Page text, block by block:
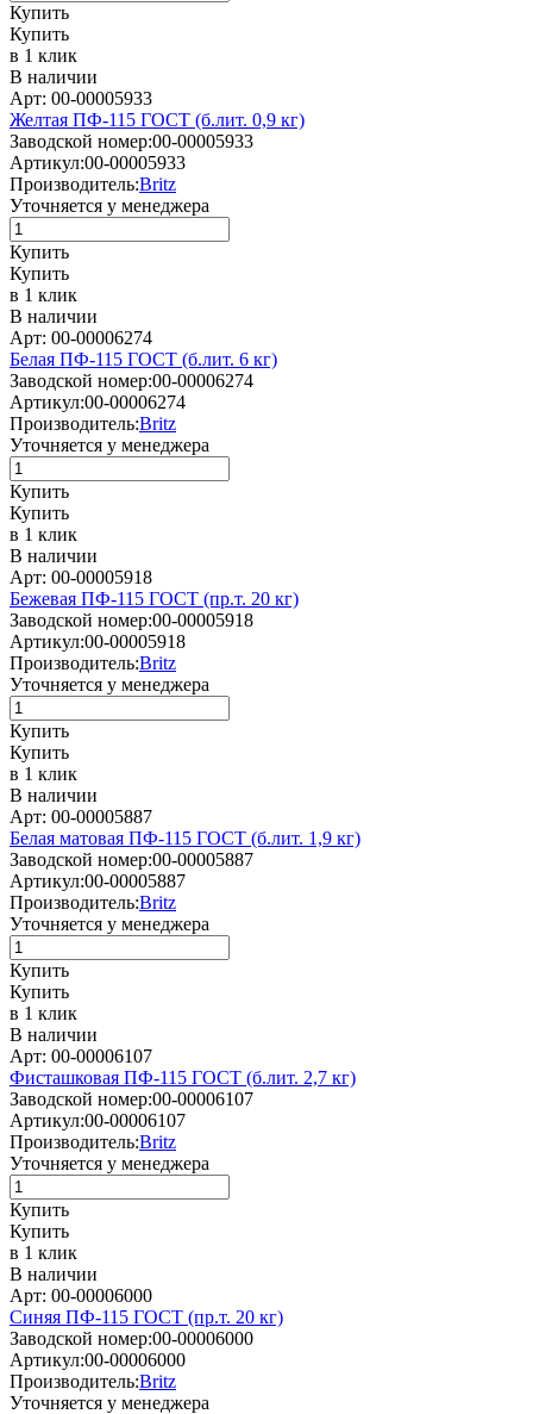
Купить
Купить
в 1 клик
В наличии
Арт: 00-00005933
Желтая ПФ-115 ГОСТ (б.лит. 0,9 кг)
Заводской номер:00-00005933
Артикул:00-00005933
Производитель:Britz
Уточняется у менеджера
Купить
Купить
в 1 клик
В наличии
Арт: 00-00006274
Белая ПФ-115 ГОСТ (б.лит. 6 кг)
Заводской номер:00-00006274
Артикул:00-00006274
Производитель:Britz
Уточняется у менеджера
Купить
Купить
в 1 клик
В наличии
Арт: 00-00005918
Бежевая ПФ-115 ГОСТ (пр.т. 20 кг)
Заводской номер:00-00005918
Артикул:00-00005918
Производитель:Britz
Уточняется у менеджера
Купить
Купить
в 1 клик
В наличии
Арт: 00-00005887
Белая матовая ПФ-115 ГОСТ (б.лит. 1,9 кг)
Заводской номер:00-00005887
Артикул:00-00005887
Производитель:Britz
Уточняется у менеджера
Купить
Купить
в 1 клик
В наличии
Арт: 00-00006107
Фисташковая ПФ-115 ГОСТ (б.лит. 2,7 кг)
Заводской номер:00-00006107
Артикул:00-00006107
Производитель:Britz
Уточняется у менеджера
Купить
Купить
в 1 клик
В наличии
Арт: 00-00006000
Синяя ПФ-115 ГОСТ (пр.т. 20 кг)
Заводской номер:00-00006000
Артикул:00-00006000
Производитель:Britz
Уточняется у менеджера